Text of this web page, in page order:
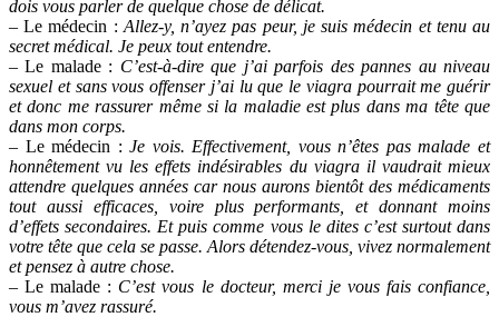
dois vous parler de quelque chose de délicat.
– Le médecin : Allez-y, n’ayez pas peur, je suis médecin et tenu au
secret médical. Je peux tout entendre.
– Le malade : C’est-à-dire que j’ai parfois des pannes au niveau
sexuel et sans vous offenser j’ai lu que le viagra pourrait me guérir
et donc me rassurer même si la maladie est plus dans ma tête que
dans mon corps.
– Le médecin :Je vois. Effectivement, vous n’êtes pas malade et
honnêtement vu les effets indésirables du viagra il vaudrait mieux
attendre quelques années car nous aurons bientôt des médicaments
tout aussi efficaces, voire plus performants, et donnant moins
d’effets secondaires. Et puis comme vous le dites c’est surtout dans
votre tête que cela se passe. Alors détendez-vous, vivez normalement
et pensez à autre chose.
– Le malade : C’est vous le docteur, merci je vous fais confiance,
vous m’avez rassuré.